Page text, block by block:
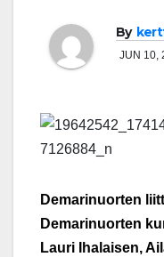
By
JUN 10,
Demarinuorten
Demarinuorten
Lauri Ihalaisen,